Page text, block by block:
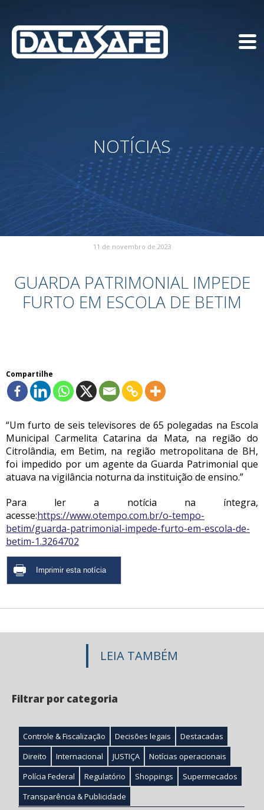
NOTÍCIAS
11 de novembro de 2023
GUARDA PATRIMONIAL IMPEDE
FURTO EM ESCOLA DE BETIM
Compartilhe
“Um furto de seis televisores de 65 polegadas na Escola
Municipal Carmelita Catarina da Mata, na região do
Citrolândia, em Betim, na região metropolitana de BH,
foi impedido por um agente da Guarda Patrimonial que
atuava na vigilância noturna da instituição de ensino.”
Para ler a notícia na íntegra,
acesse:https://www.otempo.com.br/o-tempo-
betim/guarda-patrimonial-impede-furto-em-escola-de-
betim-1.3264702
LEIA TAMBÉM
Filtrar por categoria
Controle & Fiscalização Decisões legais
Destacadas
Direito
Internacional JUSTIÇA
Notícias operacionais
Polícia Federal
Regulatório Shoppings
Supermecados
Transparência & Publicidade